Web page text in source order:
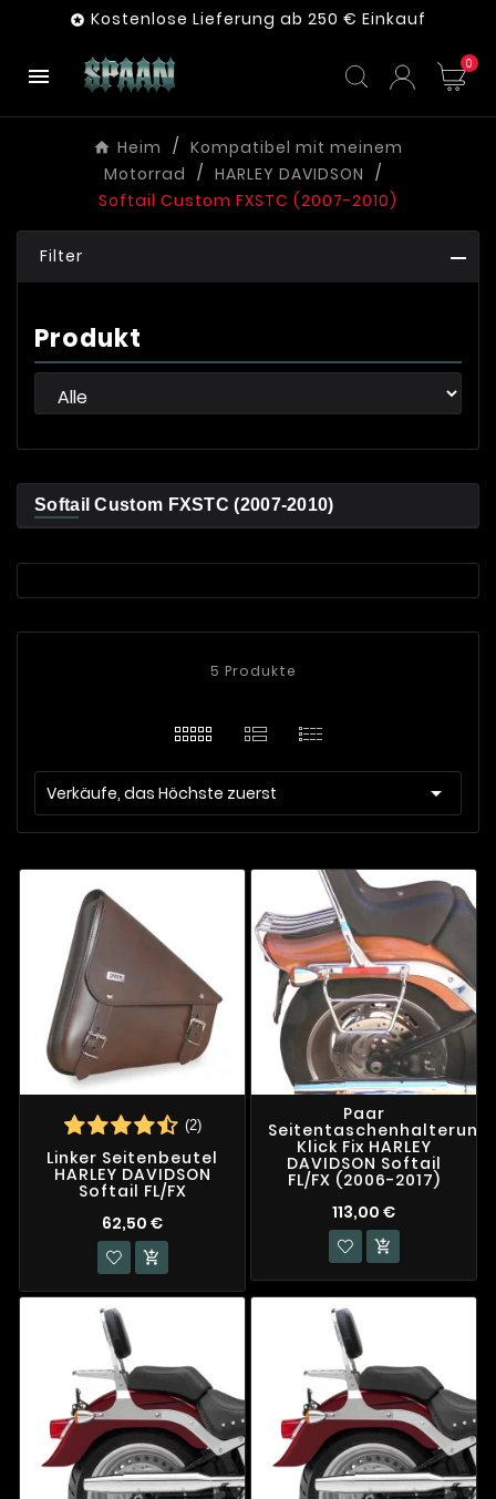
 Kostenlose Lieferung ab 250 € Einkauf
 0
Heim
Kompatibel mit meinem
Motorrad
HARLEY DAVIDSON
Softail Custom FXSTC (2007-2010)
Filter
Produkt
Softail Custom FXSTC (2007-2010)
5 Produkte
Verkäufe, das Höchste zuerst 
(2)
Linker Seitenbeutel
HARLEY DAVIDSON
Softail FL/FX
62,50 €

Paar
Klick Fix HARLEY
DAVIDSON Softail
FL/FX (2006-2017)
113,00 €
